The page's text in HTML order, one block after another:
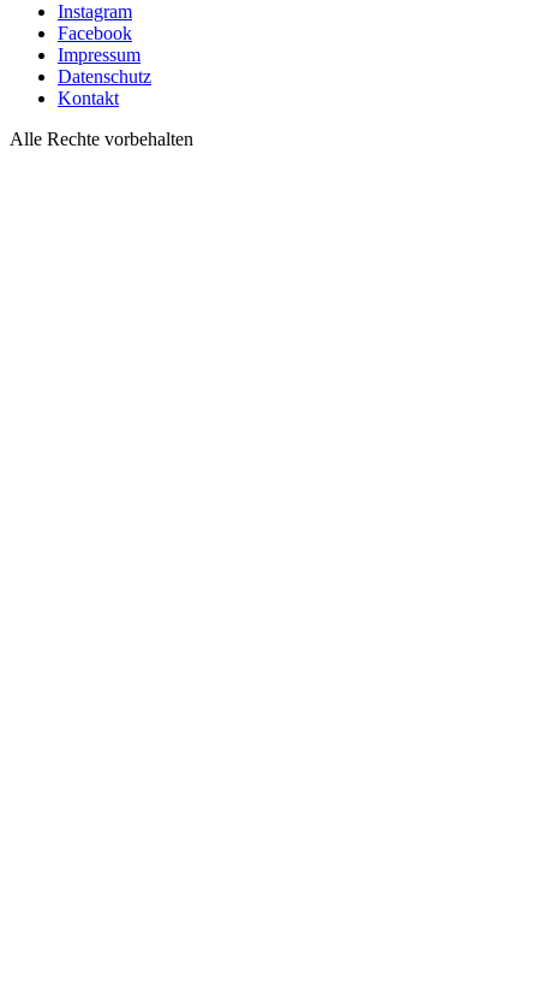
Instagram
Facebook
Impressum
Datenschutz
Kontakt
Alle Rechte vorbehalten